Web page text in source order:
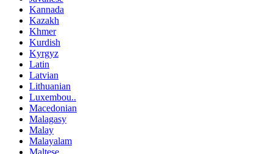
Kannada
Kazakh
Khmer
Kurdish
Kyrgyz
Latin
Latvian
Lithuanian
Luxembou..
Macedonian
Malagasy
Malay
Malayalam
Maltese